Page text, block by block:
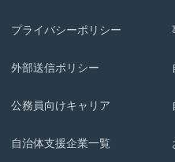
プライバシーポリシー
外部送信ポリシー
公務員向けキャリア
自治体支援企業一覧